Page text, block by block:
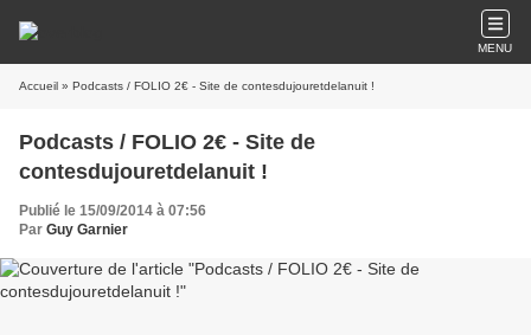
MENU
Accueil » Podcasts / FOLIO 2€ - Site de contesdujouretdelanuit !
Podcasts / FOLIO 2€ - Site de
contesdujouretdelanuit !
Publié le 15/09/2014 à 07:56
Par Guy Garnier